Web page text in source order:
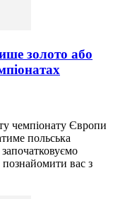
золото або
чемпіонату Європи
польська
вас з